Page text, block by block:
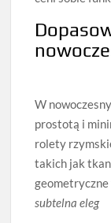
W
prostotą i
rolety
takich jak
geometryczne
subtelna eleg